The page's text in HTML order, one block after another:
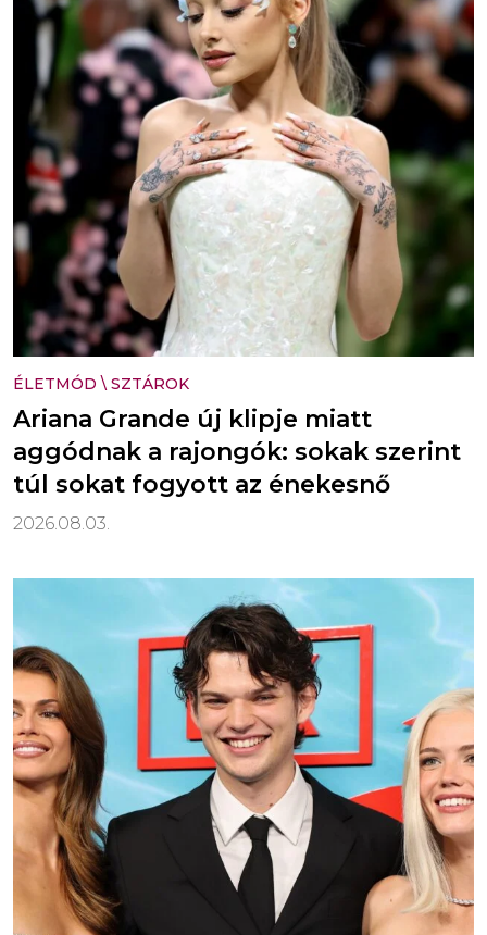
ÉLETMÓD \ SZTÁROK
Ariana Grande új klipje miatt
aggódnak a rajongók: sokak szerint
túl sokat fogyott az énekesnő
2026.08.03.